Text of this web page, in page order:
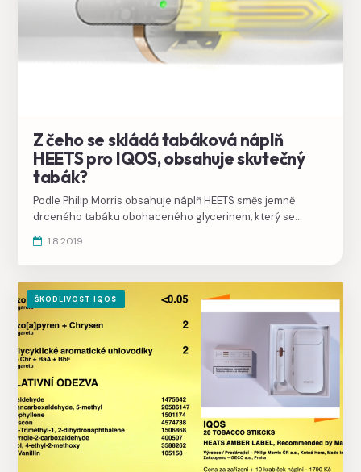
Z čeho se skládá tabáková náplň
HEETS pro IQOS, obsahuje skutečný
tabák?
Podle Philip Morris obsahuje náplň HEETS směs jemně
drceného tabáku obohaceného glycerinem, který se
nosičem nikotinu.
1.8.2019
ŠKODLIVOST IQOS